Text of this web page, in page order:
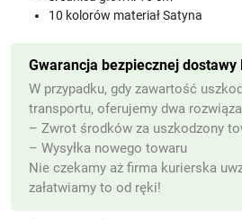
10 kolorów materiał Satyna
Gwarancja bezpiecznej dostawy
W przypadku, gdy zawartość
transportu, oferujemy dwa
– Zwrot środków za uszkodzony
– Wysyłka nowego towaru
Nie czekamy aż firma kurierska
załatwiamy to od ręki!